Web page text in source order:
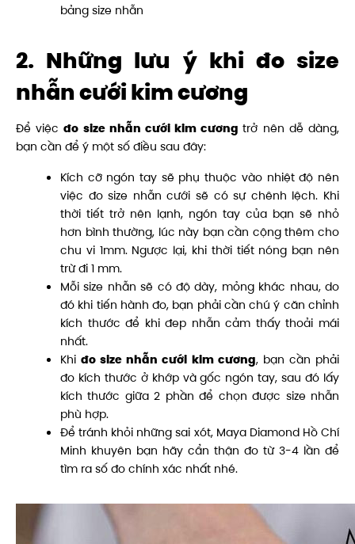
bảng size nhẫn
2. Những lưu ý khi đo size
nhẫn cưới kim cương
Để việcđo size nhẫn cướikim cương trở nên dễ dàng,
bạn cần để ý một số điều sau đây:
Kích cỡ ngón tay sẽ phụ thuộc vào nhiệt độ nên
việc đo size nhẫn cưới sẽ có sự chênh lệch. Khi
thời tiết trở nên lạnh, ngón tay của bạn sẽ nhỏ
hơn bình thường, lúc này bạn cần cộng thêm cho
chu vi 1mm. Ngược lại, khi thời tiết nóng bạn nên
trừ đi 1 mm.
Mỗi size nhẫn sẽ có độ dày, mỏng khác nhau, do
đó khi tiến hành đo, bạn phải cần chú ý căn chỉnh
kích thước để khi đep nhẫn cảm thấy thoải mái
nhất.
Khiđo size nhẫn cưới kim cương, bạn cần phải
đo kích thước ở khớp và gốc ngón tay, sau đó lấy
kích thước giữa 2 phần để chọn được size nhẫn
phù hợp.
Để tránh khỏi những sai xót, Maya Diamond Hồ Chí
Minh khuyên bạn hãy cẩn thận đo từ 3-4 lần để
tìm ra số đo chính xác nhất nhé.